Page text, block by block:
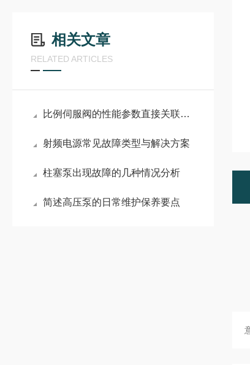
相关文章
RELATED ARTICLES
比例伺服阀的性能参数直接关联其适用领域
射频电源常见故障类型与解决方案
柱塞泵出现故障的几种情况分析
简述高压泵的日常维护保养要点